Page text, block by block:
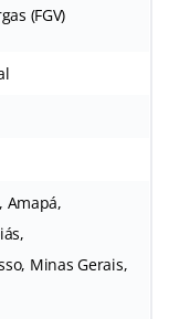
(FGV)
Amapá,
Minas Gerais,